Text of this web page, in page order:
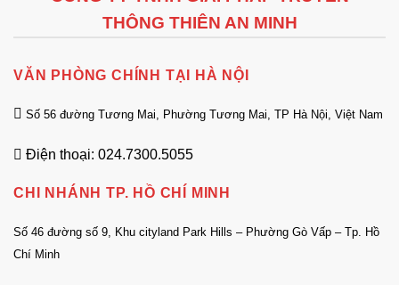
THÔNG THIÊN AN MINH
VĂN PHÒNG CHÍNH TẠI HÀ NỘI
Số 56 đường Tương Mai, Phường Tương Mai, TP Hà Nội, Việt Nam
Điện thoại: 024.7300.5055
CHI NHÁNH TP. HỒ CHÍ MINH
Số 46 đường số 9, Khu cityland Park Hills – Phường Gò Vấp – Tp. Hồ
Chí Minh